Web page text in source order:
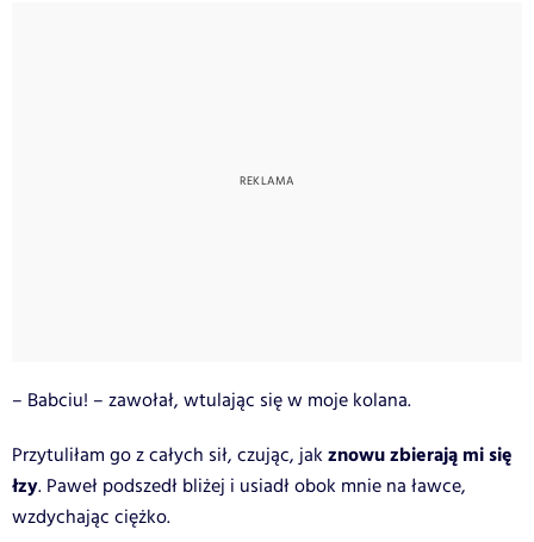
– Babciu! – zawołał, wtulając się w moje kolana.
Przytuliłam go z całych sił, czując, jak znowu zbierają mi się
łzy. Paweł podszedł bliżej i usiadł obok mnie na ławce,
wzdychając ciężko.